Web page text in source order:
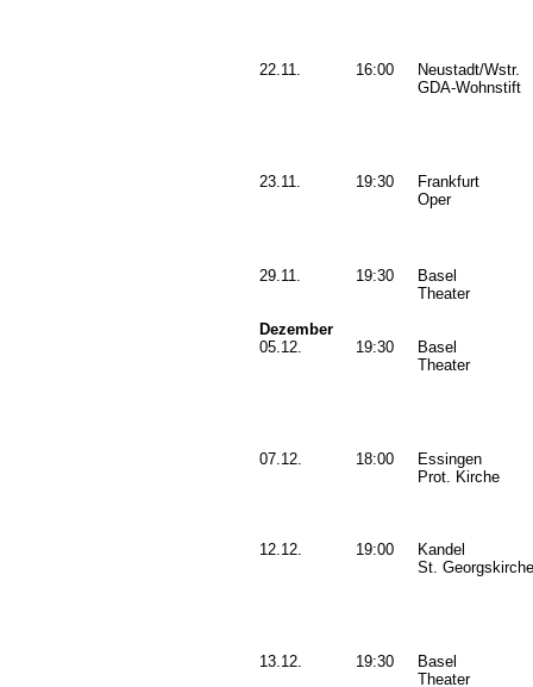
22.11. 16:00
Neustadt/Wstr.
GDA-Wohnstift
23.11. 19:30
Frankfurt
Oper
29.11. 19:30
Basel
Theater
Dezember
05.12.
19:30
Basel
Theater
07.12. 18:00
Essingen
Prot. Kirche
12.12. 19:00
Kandel
St. Georgskirche
13.12. 19:30
Basel
Theater